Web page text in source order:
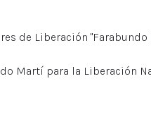
de Liberación "Farabundo
Martí para la Liberación